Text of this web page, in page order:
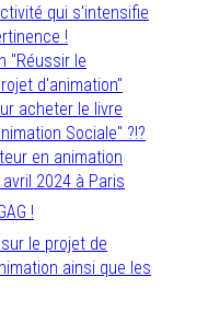
qui s'intensifie
!
"Réussir le
d'animation"
acheter le livre
Sociale" ?!?
en animation
2024 à Paris
!
le projet de
ainsi que les